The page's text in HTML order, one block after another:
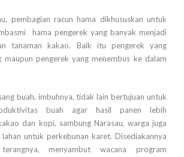
pembagian racun hama dikhususkan untuk
hama pengerek yang banyak menjadi
tanaman kakao. Baik itu pengerek yang
maupun pengerek yang menembus ke dalam
buah, imbuhnya, tidak lain bertujuan untuk
buah agar hasil panen lebih
dan kopi, sambung Narasau, warga juga
untuk perkebunan karet. Disediakannya
menyambut wacana program